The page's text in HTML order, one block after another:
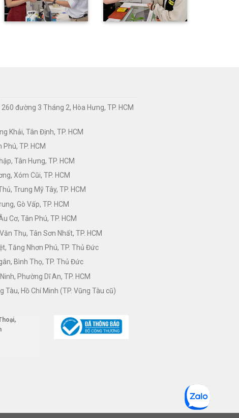
260 đường 3 Tháng 2, Hòa Hưng, TP. HCM
Khải, Tân Định, TP. HCM
TP. HCM
Tân Hưng, TP. HCM
Xóm Cũi, TP. HCM
Trung Mỹ Tây, TP. HCM
Gò Vấp, TP. HCM
Cơ, Tân Phú, TP. HCM
Thụ, Tân Sơn Nhất, TP. HCM
Tăng Nhơn Phú, TP. Thủ Đức
Bình Thọ, TP. Thủ Đức
Phường Dĩ An, TP. HCM
Tàu, Hồ Chí Minh (TP. Vũng Tàu cũ)